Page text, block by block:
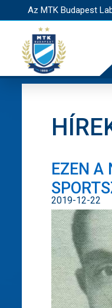
Az MTK Budapest
EZEN A
2019-12-22